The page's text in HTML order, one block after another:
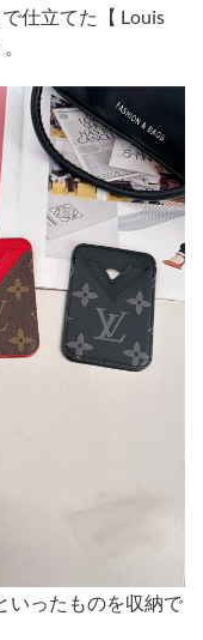
仕立てた【 Louis
いったものを収納で